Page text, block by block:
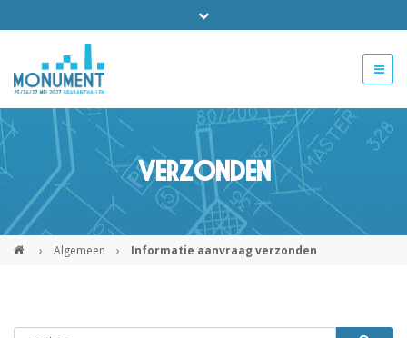
Exposanten login
VERZONDEN
› Algemeen › Informatie aanvraag verzonden